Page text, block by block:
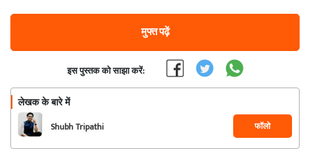
मुफ्त पढ़ें
इस पुस्तक को साझा करें:
लेखक के बारे में
Shubh Tripathi फॉलो